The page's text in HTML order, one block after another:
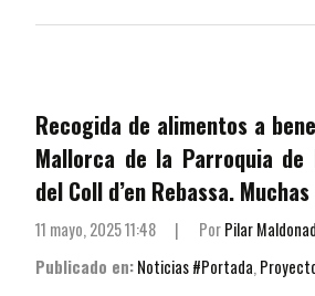
Recogida de alimentos a
Mallorca de la Parroquia de
del Coll d’en Rebassa.
11 mayo, 2025 11:48 | PorPilar
Publicado en:Noticias #Portada,